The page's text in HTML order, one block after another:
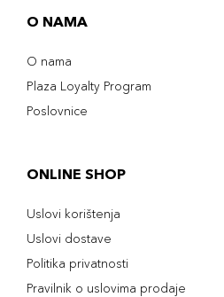
O NAMA
O nama
Plaza Loyalty Program
Poslovnice
ONLINE SHOP
Uslovi korištenja
Uslovi dostave
Politika privatnosti
Pravilnik o uslovima prodaje